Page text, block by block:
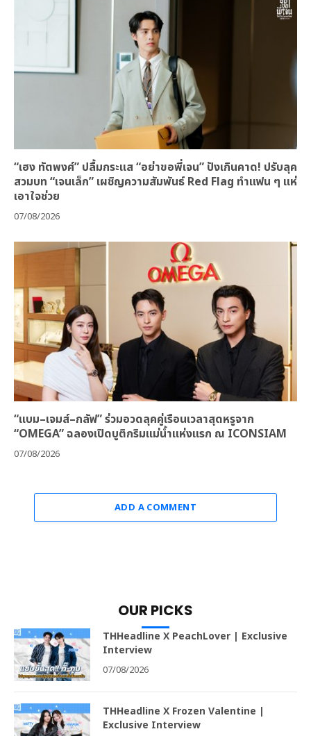
“เฮง ทัตพงศ์” ปลื้มกระแส “อย่าขอพี่เจน” ปังเกินคาด! ปรับลุค
สวมบท “เจนเล็ก” เผชิญความสัมพันธ์ Red Flag ทำแฟน ๆ แห่
เอาใจช่วย
07/08/2026
“แบม–เจมส์–กลัฟ” ร่วมอวดลุคคู่เรือนเวลาสุดหรูจาก
“OMEGA” ฉลองเปิดบูติกริมแม่น้ำแห่งแรก ณ ICONSIAM
07/08/2026
ADD A COMMENT
OUR PICKS
THHeadline X PeachLover | Exclusive
Interview
07/08/2026
THHeadline X Frozen Valentine |
Exclusive Interview